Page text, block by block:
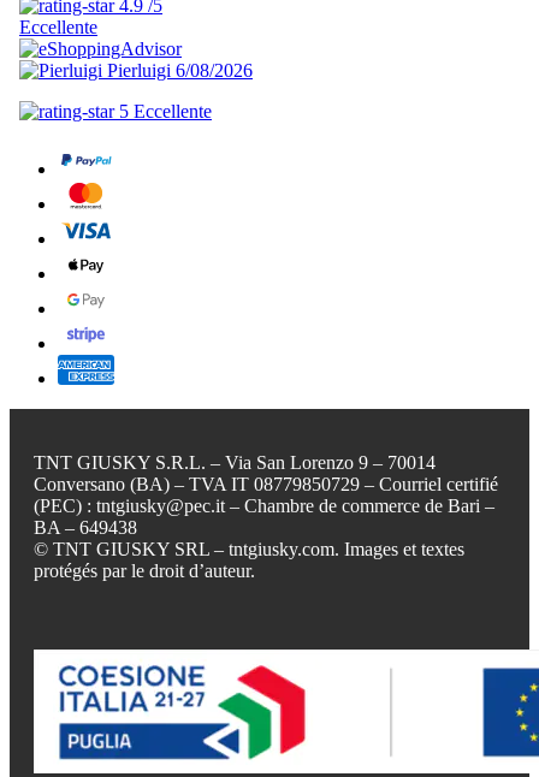
TNT GIUSKY S.R.L. – Via San Lorenzo 9 – 70014
Conversano (BA) – TVA IT 08779850729 – Courriel certifié
(PEC) : tntgiusky@pec.it – Chambre de commerce de Bari –
BA – 649438
© TNT GIUSKY SRL – tntgiusky.com. Images et textes
protégés par le droit d’auteur.